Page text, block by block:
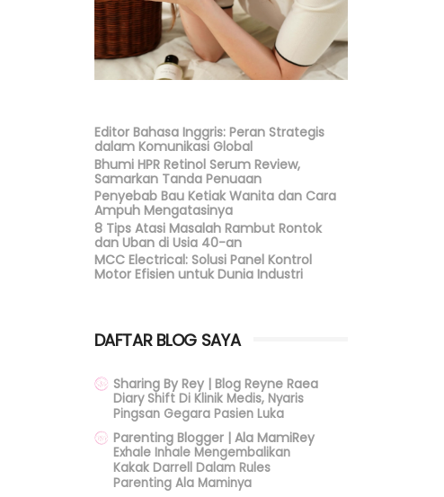
Editor Bahasa Inggris: Peran Strategis
dalam Komunikasi Global
Bhumi HPR Retinol Serum Review,
Samarkan Tanda Penuaan
Penyebab Bau Ketiak Wanita dan Cara
Ampuh Mengatasinya
8 Tips Atasi Masalah Rambut Rontok
dan Uban di Usia 40-an
MCC Electrical: Solusi Panel Kontrol
Motor Efisien untuk Dunia Industri
DAFTAR BLOG SAYA
Sharing By Rey | Blog Reyne Raea
Diary Shift Di Klinik Medis, Nyaris
Pingsan Gegara Pasien Luka
Parenting Blogger | Ala MamiRey
Exhale Inhale Mengembalikan
Kakak Darrell Dalam Rules
Parenting Ala Maminya